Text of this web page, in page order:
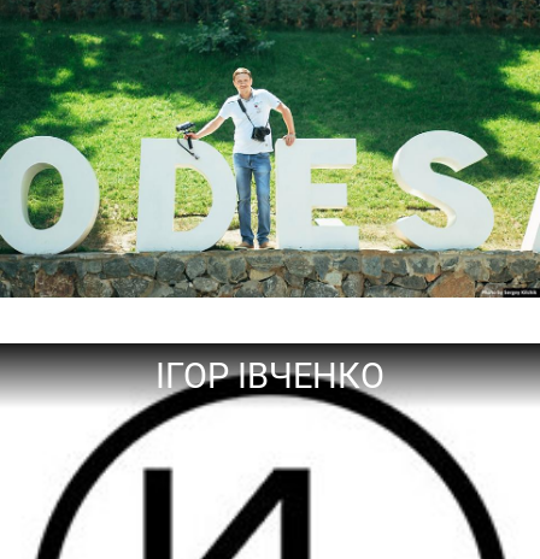
ІГОР ІВЧЕНКО